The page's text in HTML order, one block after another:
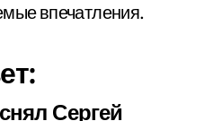
впечатления.
Сергей